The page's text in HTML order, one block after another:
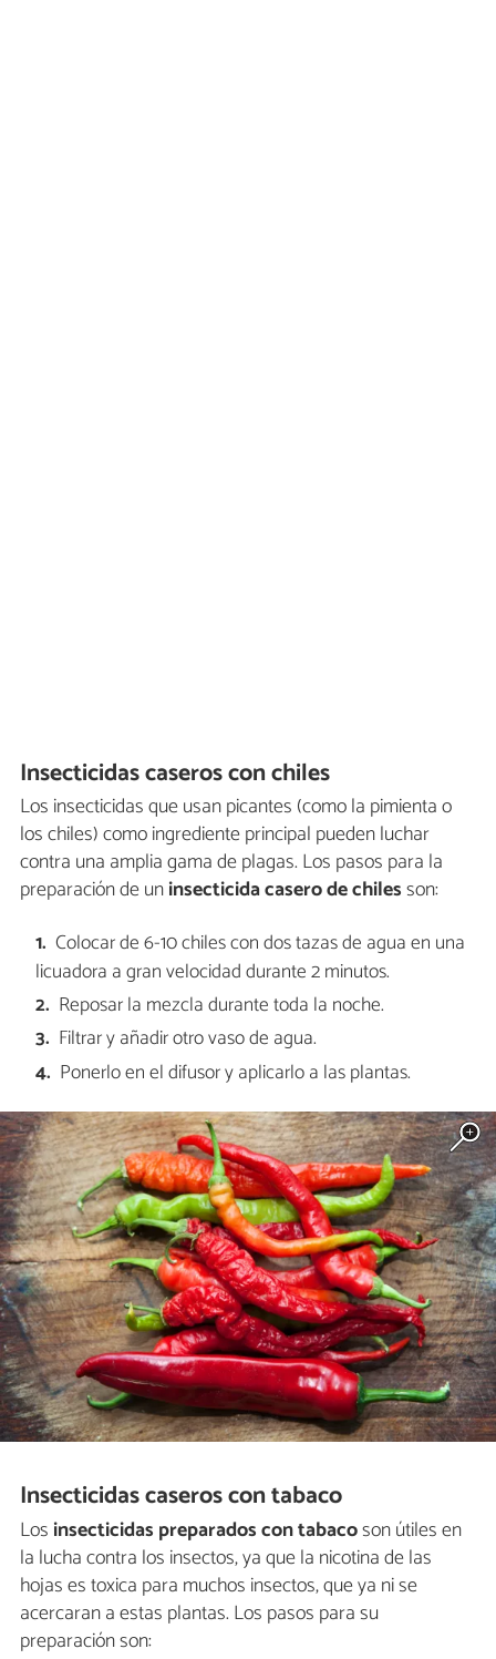
Insecticidas caseros con chiles
Los insecticidas que usan picantes (como la pimienta o
los chiles) como ingrediente principal pueden luchar
contra una amplia gama de plagas. Los pasos para la
preparación de uninsecticida casero de chilesson:
Colocar de 6-10 chiles con dos tazas de agua en una
licuadora a gran velocidad durante 2 minutos.
Reposar la mezcla durante toda la noche.
Filtrar y añadir otro vaso de agua.
Ponerlo en el difusor y aplicarlo a las plantas.
Insecticidas caseros con tabaco
Los insecticidas preparados con tabacoson útiles en
la lucha contra los insectos, ya que la nicotina de las
hojas es toxica para muchos insectos, que ya ni se
acercaran a estas plantas. Los pasos para su
preparación son: